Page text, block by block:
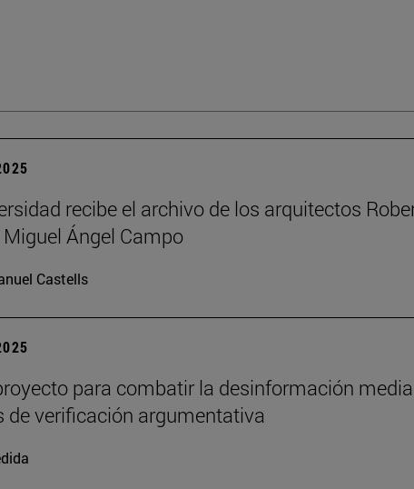
recibe el archivo de los arquitectos
Ángel Campo
Castells
para combatir la desinformación
de verificación argumentativa